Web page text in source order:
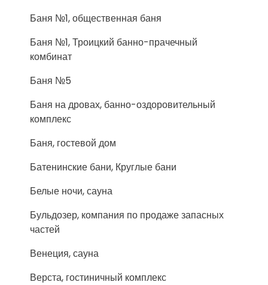
Баня №1, общественная баня
Баня №1, Троицкий банно-прачечный
комбинат
Баня №5
Баня на дровах, банно-оздоровительный
комплекс
Баня, гостевой дом
Батенинские бани, Круглые бани
Белые ночи, сауна
Бульдозер, компания по продаже запасных
частей
Венеция, сауна
Верста, гостиничный комплекс